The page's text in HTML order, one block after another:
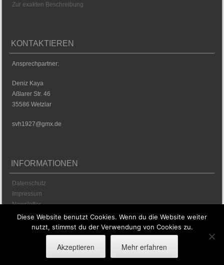
Zur exakten Beschreibung
KONTAKTIEREN
Ansprechpartner:
Deniz Kaya
Aßlarer Str. 46
35586 Wetzlar
svh1927@gmx.de
INFORMATIONEN
Datenschutz
Impressum
Newsletter
Sporty free WordPress Sports ThemePowered By WordPress
Diese Website benutzt Cookies. Wenn du die Website weiter
nutzt, stimmst du der Verwendung von Cookies zu.
Akzeptieren Mehr erfahren